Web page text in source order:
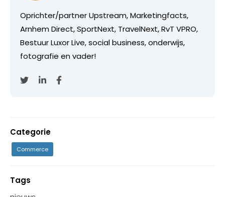
Oprichter/partner Upstream, Marketingfacts,
Arnhem Direct, SportNext, TravelNext, RvT VPRO,
Bestuur Luxor Live, social business, onderwijs,
fotografie en vader!
Categorie
Commerce
Tags